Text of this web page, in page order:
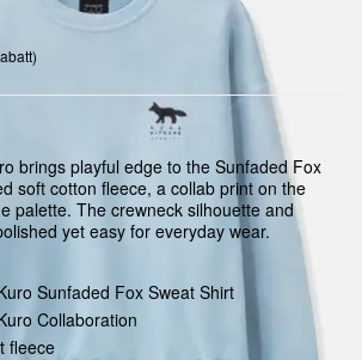
brings playful edge to the Sunfaded Fox
soft cotton fleece, a collab print on the
palette. The crewneck silhouette and
yet easy for everyday wear.
Sunfaded Fox Sweat Shirt
Collaboration
fleece